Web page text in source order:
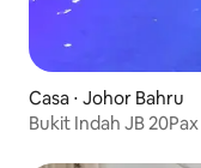
Casa ⋅ Johor Bahru